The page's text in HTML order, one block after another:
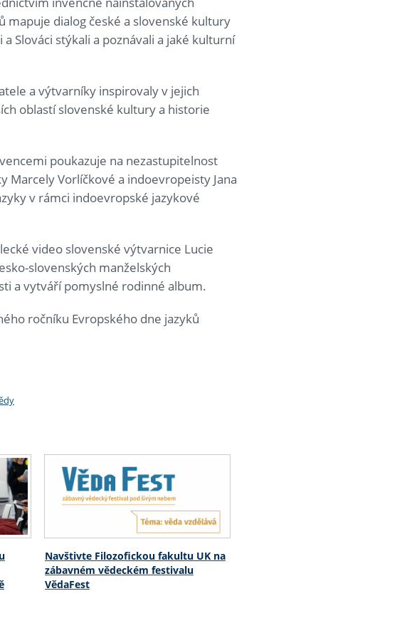
mapuje dialog české a slovenské kultury
Slováci stýkali a poznávali a jaké kulturní
a výtvarníky inspirovaly v jejich
oblastí slovenské kultury a historie
poukazuje na nezastupitelnost
Marcely Vorlíčkové a indoevropeisty Jana
v rámci indoevropské jazykové
video slovenské výtvarnice Lucie
slovenských manželských
a vytváří pomyslné rodinné album.
ročníku Evropského dne jazyků
Navštivte Filozofickou fakultu UK na
zábavném vědeckém festivalu
VědaFest